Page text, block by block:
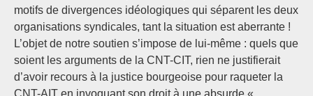
motifs de divergences idéologiques qui séparent les deux
organisations syndicales, tant la situation est aberrante !
L’objet de notre soutien s’impose de lui-même : quels que
soient les arguments de la CNT-CIT, rien ne justifierait
d’avoir recours à la justice bourgeoise pour raqueter la
CNT-AIT en invoquant son droit à une absurde «